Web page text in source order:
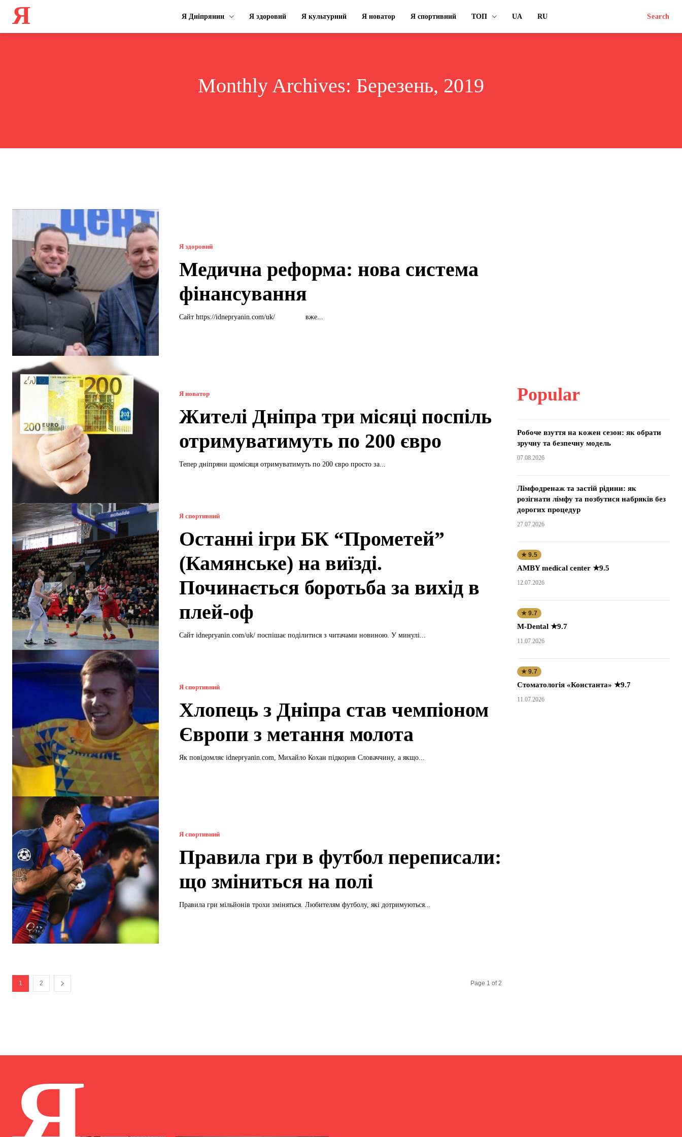
Я Я Дніпрянин Я здоровий Я культурний Я новатор Я спортивний ТОП UA RU Search
Monthly Archives: Березень, 2019
Я здоровий
Медична реформа: нова система
фінансування
Сайт https://idnepryanin.com/uk/ вже...
Я новатор
Жителі Дніпра три місяці поспіль
отримуватимуть по 200 євро
Тепер дніпряни щомісяця отримуватимуть по 200 євро просто за...
Я спортивний
Останні ігри БК “Прометей”
(Камянське) на виїзді.
Починається боротьба за вихід в
плей-оф
Сайт idnepryanin.com/uk/ поспішає поділитися з читачами новиною. У минулі...
Я спортивний
Хлопець з Дніпра став чемпіоном
Європи з метання молота
Як повідомляє idnepryanin.com, Михайло Кохан підкорив Словаччину, а якщо...
Я спортивний
Правила гри в футбол переписали:
що зміниться на полі
Правила гри мільйонів трохи зміняться. Любителям футболу, які дотримуються...
1 2 Page 1 of 2
Popular
Робоче взуття на кожен сезон: як обрати
зручну та безпечну модель
07.08.2026
Лімфодренаж та застій рідини: як
розігнати лімфу та позбутися набряків без
дорогих процедур
27.07.2026
★ 9.5
AMBY medical center ★9.5
12.07.2026
★ 9.7
M-Dental ★9.7
11.07.2026
★ 9.7
Стоматологія «Константа» ★9.7
11.07.2026